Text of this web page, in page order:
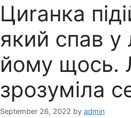
Циrанка
який спав у
йому щось.
зрозуміла
September 26, 2022 by admin